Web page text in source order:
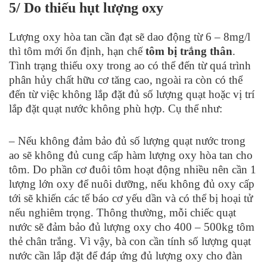
5/ Do thiếu hụt lượng oxy
Lượng oxy hòa tan cần đạt sẽ dao động từ 6 – 8mg/l
thì tôm mới ổn định, hạn chếtôm bị trắng thân.
Tình trạng thiếu oxy trong ao có thể đến từ quá trình
phân hủy chất hữu cơ tăng cao, ngoài ra còn có thể
đến từ việc không lắp đặt đủ số lượng quạt hoặc vị trí
lắp đặt quạt nước không phù hợp. Cụ thể như:
– Nếu không đảm bảo đủ số lượng quạt nước trong
ao sẽ không đủ cung cấp hàm lượng oxy hòa tan cho
tôm. Do phần cơ đuôi tôm hoạt động nhiều nên cần 1
lượng lớn oxy để nuôi dưỡng, nếu không đủ oxy cấp
tới sẽ khiến các tế báo cơ yếu dần và có thể bị hoại tử
nếu nghiêm trọng. Thông thường, mỗi chiếc quạt
nước sẽ đảm bảo đủ lượng oxy cho 400 – 500kg tôm
thẻ chân trắng. Vì vậy, bà con cần tính số lượng quạt
nước cần lắp đặt để đáp ứng đủ lượng oxy cho đàn